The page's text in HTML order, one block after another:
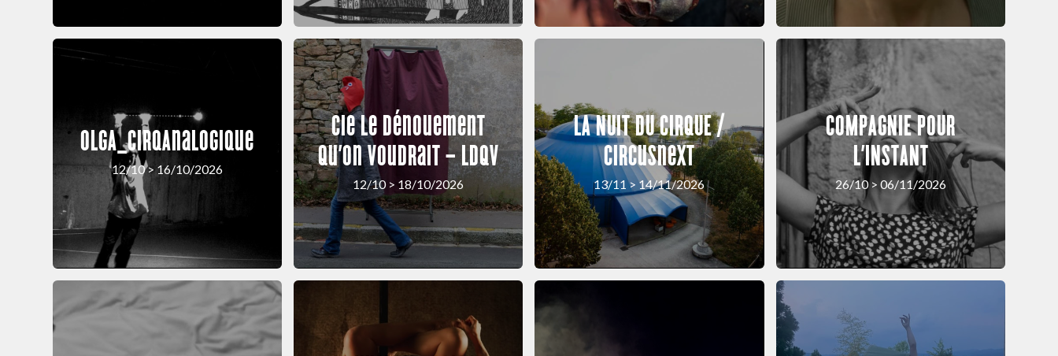
OLGA_cirqAnalogique
12/10 > 16/10/2026
Cie Le Dénouement
Qu’on Voudrait – LDQV
12/10 > 18/10/2026
LA NUIT DU CIRQUE /
circusnext
13/11 > 14/11/2026
COMPAGNIE POUR
L’INSTANT
26/10 > 06/11/2026